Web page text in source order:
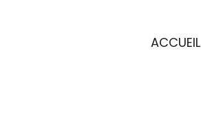
ACCUEIL